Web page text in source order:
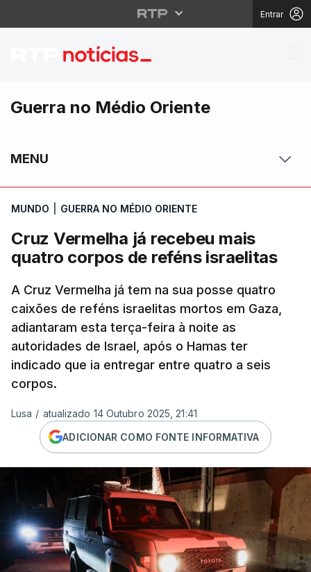
Entrar
Cruz Vermelha já
Guerra no Médio Oriente
MENU
MUNDO GUERRA NO MÉDIO ORIENTE
Cruz Vermelha já recebeu mais
quatro corpos de reféns israelitas
A Cruz Vermelha já tem na sua posse quatro
caixões de reféns israelitas mortos em Gaza,
adiantaram esta terça-feira à noite as
autoridades de Israel, após o Hamas ter
indicado que ia entregar entre quatro a seis
corpos.
Lusa / atualizado 14 Outubro 2025, 21:41
ADICIONAR COMO FONTE INFORMATIVA